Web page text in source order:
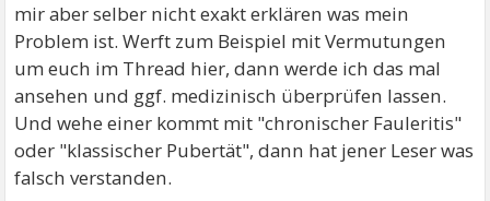
mir aber selber nicht exakt erklären was mein
Problem ist. Werft zum Beispiel mit Vermutungen
um euch im Thread hier, dann werde ich das mal
ansehen und ggf. medizinisch überprüfen lassen.
Und wehe einer kommt mit "chronischer Fauleritis"
oder "klassischer Pubertät", dann hat jener Leser was
falsch verstanden.